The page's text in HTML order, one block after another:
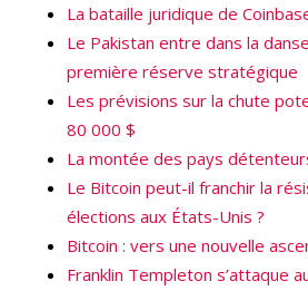
La bataille juridique de
Le Pakistan entre dans la
première réserve stratégique
Les prévisions sur la chute
80 000 $
La montée des pays
Le Bitcoin peut-il franchir la
élections aux États-Unis ?
Bitcoin : vers une nouvelle
Franklin Templeton s’attaque